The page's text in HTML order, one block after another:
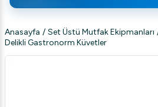
Anasayfa / Set Üstü Mutfak Ekipmanları
Delikli Gastronorm Küvetler